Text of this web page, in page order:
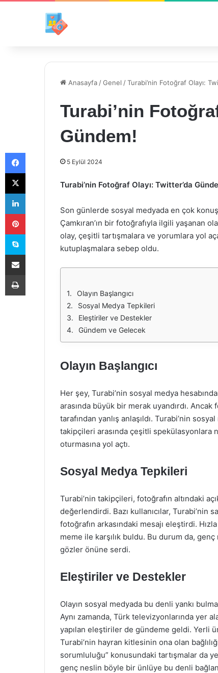
Anasayfa /Genel /Turabi’nin Fotoğraf Olayı:
Turabi’nin
Gündem!
5 Eylül 2024
Turabi’nin Fotoğraf Olayı: Twitter’da
Son günlerde sosyal medyada en çok
Çamkıran’ın bir fotoğrafıyla ilgili yaşanan
olay, çeşitli tartışmalara ve yorumlara yol
kutuplaşmalara sebep oldu.
Olayın Başlangıcı
Sosyal Medya Tepkileri
Eleştiriler ve Destekler
Gündem ve Gelecek
Olayın Başlangıcı
Her şey, Turabi’nin sosyal medya
arasında büyük bir merak uyandırdı. Ancak
tarafından yanlış anlaşıldı. Turabi’nin
takipçileri arasında çeşitli spekülasyonlara
oturmasına yol açtı.
Sosyal Medya Tepkileri
Turabi’nin takipçileri, fotoğrafın altındaki
değerlendirdi. Bazı kullanıcılar, Turabi’nin
fotoğrafın arkasındaki mesajı eleştirdi.
meme ile karşılık buldu. Bu durum da,
gözler önüne serdi.
Eleştiriler ve Destekler
Olayın sosyal medyada bu denli yankı
Aynı zamanda, Türk televizyonlarında yer
yapılan eleştiriler de gündeme geldi. Yerli
Turabi’nin hayran kitlesinin ona olan
sorumluluğu” konusundaki tartışmalar da
genç neslin böyle bir ünlüye bu denli
Facebook
X
LinkedIn
Pinterest
Skype
E-Posta ile paylaş